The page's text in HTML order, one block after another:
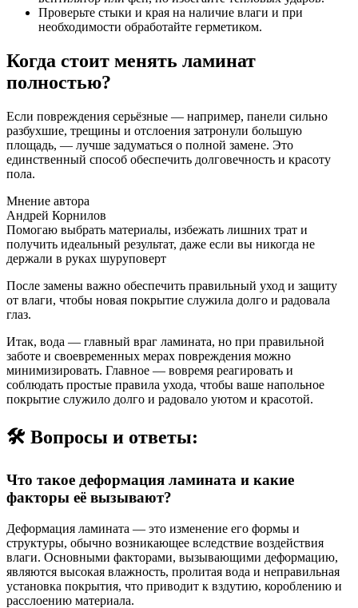
Проверьте стыки и края на наличие влаги и при
необходимости обработайте герметиком.
Когда стоит менять ламинат
полностью?
Если повреждения серьёзные — например, панели сильно
разбухшие, трещины и отслоения затронули большую
площадь, — лучше задуматься о полной замене. Это
единственный способ обеспечить долговечность и красоту
пола.
Мнение автора
Андрей Корнилов
Помогаю выбрать материалы, избежать лишних трат и
получить идеальный результат, даже если вы никогда не
держали в руках шуруповерт
После замены важно обеспечить правильный уход и защиту
от влаги, чтобы новая покрытие служила долго и радовала
глаз.
Итак, вода — главный враг ламината, но при правильной
заботе и своевременных мерах повреждения можно
минимизировать. Главное — вовремя реагировать и
соблюдать простые правила ухода, чтобы ваше напольное
покрытие служило долго и радовало уютом и красотой.
🛠️ Вопросы и ответы:
Что такое деформация ламината и какие
факторы её вызывают?
Деформация ламината — это изменение его формы и
структуры, обычно возникающее вследствие воздействия
влаги. Основными факторами, вызывающими деформацию,
являются высокая влажность, пролитая вода и неправильная
установка покрытия, что приводит к вздутию, короблению и
расслоению материала.